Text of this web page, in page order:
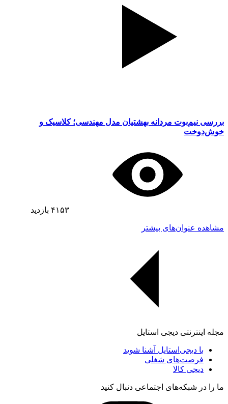
بررسی نیم‌بوت مردانه بهشتیان مدل مهندسی؛ کلاسیک و
خوش‌دوخت
۴۱۵۳ بازدید
مشاهده عنوان‌های بیشتر
مجله اینترنتی دیجی استایل
با دیجی‌استایل آشنا شوید
فرصت‌های شغلی
دیجی کالا
ما را در شبکه‌های اجتماعی دنبال کنید